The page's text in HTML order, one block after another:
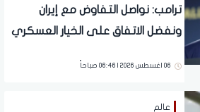
ترامب: نواصل التفاوض مع إيران
ونفضل الاتفاق على الخيار العسكري
06 اغسطس 2026 | 06:46 صباحاً
عالم